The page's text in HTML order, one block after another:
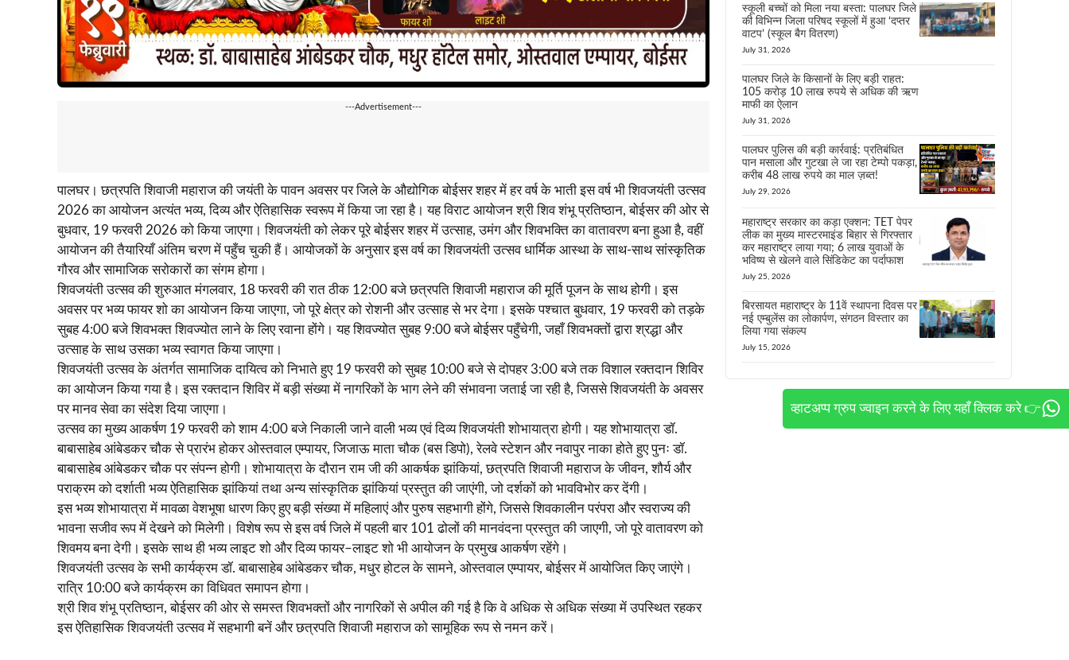
व्हाटअप्प ग्रुप ज्वाइन करने के लिए यहाँ क्लिक करे 👉
---Advertisement---
पालघर। छत्रपति शिवाजी महाराज की जयंती के पावन अवसर पर जिले के औद्योगिक बोईसर शहर में हर वर्ष के भाती इस वर्ष भी शिवजयंती उत्सव
2026 का आयोजन अत्यंत भव्य, दिव्य और ऐतिहासिक स्वरूप में किया जा रहा है। यह विराट आयोजन श्री शिव शंभू प्रतिष्ठान, बोईसर की ओर से
बुधवार, 19 फरवरी 2026 को किया जाएगा। शिवजयंती को लेकर पूरे बोईसर शहर में उत्साह, उमंग और शिवभक्ति का वातावरण बना हुआ है, वहीं
आयोजन की तैयारियाँ अंतिम चरण में पहुँच चुकी हैं। आयोजकों के अनुसार इस वर्ष का शिवजयंती उत्सव धार्मिक आस्था के साथ-साथ सांस्कृतिक
गौरव और सामाजिक सरोकारों का संगम होगा।
शिवजयंती उत्सव की शुरुआत मंगलवार, 18 फरवरी की रात ठीक 12:00 बजे छत्रपति शिवाजी महाराज की मूर्ति पूजन के साथ होगी। इस
अवसर पर भव्य फायर शो का आयोजन किया जाएगा, जो पूरे क्षेत्र को रोशनी और उत्साह से भर देगा। इसके पश्चात बुधवार, 19 फरवरी को तड़के
सुबह 4:00 बजे शिवभक्त शिवज्योत लाने के लिए रवाना होंगे। यह शिवज्योत सुबह 9:00 बजे बोईसर पहुँचेगी, जहाँ शिवभक्तों द्वारा श्रद्धा और
उत्साह के साथ उसका भव्य स्वागत किया जाएगा।
शिवजयंती उत्सव के अंतर्गत सामाजिक दायित्व को निभाते हुए 19 फरवरी को सुबह 10:00 बजे से दोपहर 3:00 बजे तक विशाल रक्तदान शिविर
का आयोजन किया गया है। इस रक्तदान शिविर में बड़ी संख्या में नागरिकों के भाग लेने की संभावना जताई जा रही है, जिससे शिवजयंती के अवसर
पर मानव सेवा का संदेश दिया जाएगा।
उत्सव का मुख्य आकर्षण 19 फरवरी को शाम 4:00 बजे निकाली जाने वाली भव्य एवं दिव्य शिवजयंती शोभायात्रा होगी। यह शोभायात्रा डॉ.
बाबासाहेब आंबेडकर चौक से प्रारंभ होकर ओस्तवाल एम्पायर, जिजाऊ माता चौक (बस डिपो), रेलवे स्टेशन और नवापुर नाका होते हुए पुनः डॉ.
बाबासाहेब आंबेडकर चौक पर संपन्न होगी। शोभायात्रा के दौरान राम जी की आकर्षक झांकियां, छत्रपति शिवाजी महाराज के जीवन, शौर्य और
पराक्रम को दर्शाती भव्य ऐतिहासिक झांकियां तथा अन्य सांस्कृतिक झांकियां प्रस्तुत की जाएंगी, जो दर्शकों को भावविभोर कर देंगी।
इस भव्य शोभायात्रा में मावळा वेशभूषा धारण किए हुए बड़ी संख्या में महिलाएं और पुरुष सहभागी होंगे, जिससे शिवकालीन परंपरा और स्वराज्य की
भावना सजीव रूप में देखने को मिलेगी। विशेष रूप से इस वर्ष जिले में पहली बार 101 ढोलों की मानवंदना प्रस्तुत की जाएगी, जो पूरे वातावरण को
शिवमय बना देगी। इसके साथ ही भव्य लाइट शो और दिव्य फायर–लाइट शो भी आयोजन के प्रमुख आकर्षण रहेंगे।
शिवजयंती उत्सव के सभी कार्यक्रम डॉ. बाबासाहेब आंबेडकर चौक, मधुर होटल के सामने, ओस्तवाल एम्पायर, बोईसर में आयोजित किए जाएंगे।
रात्रि 10:00 बजे कार्यक्रम का विधिवत समापन होगा।
श्री शिव शंभू प्रतिष्ठान, बोईसर की ओर से समस्त शिवभक्तों और नागरिकों से अपील की गई है कि वे अधिक से अधिक संख्या में उपस्थित रहकर
इस ऐतिहासिक शिवजयंती उत्सव में सहभागी बनें और छत्रपति शिवाजी महाराज को सामूहिक रूप से नमन करें।
स्कूली बच्चों को मिला नया बस्ता: पालघर जिले
की विभिन्न जिला परिषद स्कूलों में हुआ ‘दप्तर
वाटप’ (स्कूल बैग वितरण)
July 31, 2026
पालघर जिले के किसानों के लिए बड़ी राहत:
105 करोड़ 10 लाख रुपये से अधिक की ऋण
माफी का ऐलान
July 31, 2026
पालघर पुलिस की बड़ी कार्रवाई: प्रतिबंधित
पान मसाला और गुटखा ले जा रहा टेम्पो पकड़ा,
करीब 48 लाख रुपये का माल ज़ब्त!
July 29, 2026
महाराष्ट्र सरकार का कड़ा एक्शन: TET पेपर
लीक का मुख्य मास्टरमाइंड बिहार से गिरफ्तार
कर महाराष्ट्र लाया गया; 6 लाख युवाओं के
भविष्य से खेलने वाले सिंडिकेट का पर्दाफाश
July 25, 2026
बिरसायत महाराष्ट्र के 11वें स्थापना दिवस पर
नई एम्बुलेंस का लोकार्पण, संगठन विस्तार का
लिया गया संकल्प
July 15, 2026